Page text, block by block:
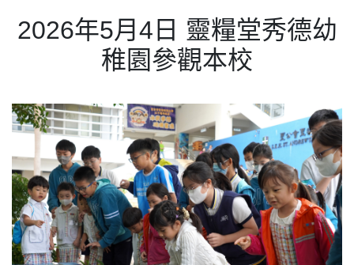
2026年5月4日 靈糧堂秀德幼
稚園參觀本校